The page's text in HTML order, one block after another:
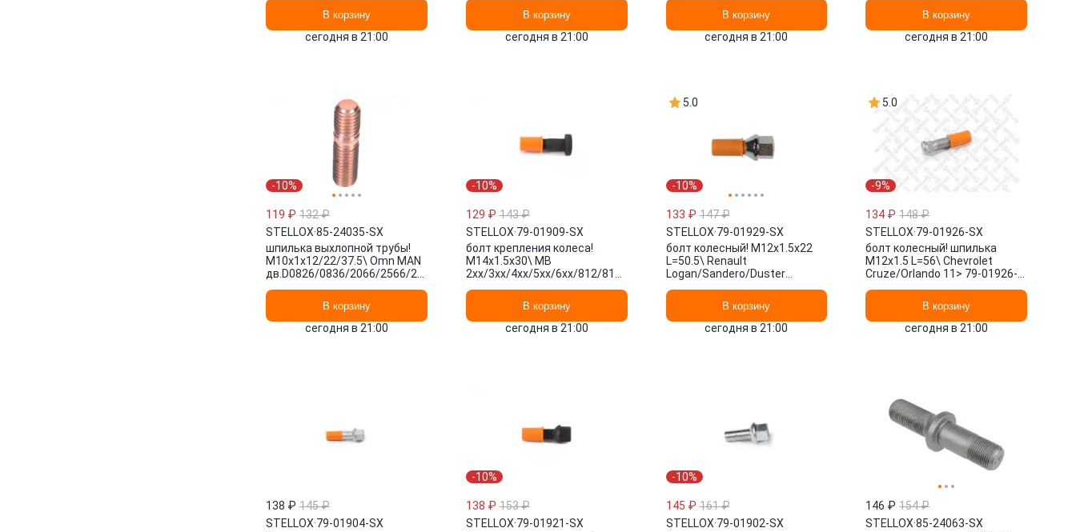
В корзину
сегодня в 21:00
В корзину
сегодня в 21:00
В корзину
сегодня в 21:00
В корзину
сегодня в 21:00
-10%
119 ₽ 132 ₽
STELLOX·85-24035-SX
шпилька выхлопной трубы!
M10x1x12/22/37.5\ Omn MAN
дв.D0826/0836/2066/2566/2676
В корзину
сегодня в 21:00
-10%
129 ₽ 143 ₽
STELLOX·79-01909-SX
болт крепления колеса!
М14x1.5x30\ MB
2xx/3xx/4xx/5xx/6xx/812/814/Sprinter/T1
В корзину
сегодня в 21:00
5.0
-10%
133 ₽ 147 ₽
STELLOX·79-01929-SX
болт колесный! M12x1.5х22
L=50.5\ Renault
Logan/Sandero/Duster
SX STELLOXВ корзину
сегодня в 21:00
5.0
-9%
134 ₽ 148 ₽
STELLOX·79-01926-SX
болт колесный! шпилька
M12x1.5 L=56\ Chevrolet
Cruze/Orlando 11> 79-01926-
В корзину
сегодня в 21:00
138 ₽ 145 ₽
STELLOX·79-01904-SX
-10%
138 ₽ 153 ₽
STELLOX·79-01921-SX
-10%
145 ₽ 161 ₽
STELLOX·79-01902-SX
146 ₽ 154 ₽
STELLOX·85-24063-SX